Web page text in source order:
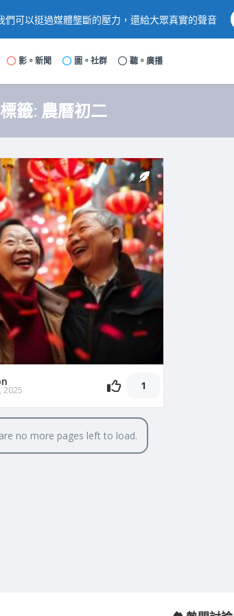
可以挺過媒體壟斷的壓力，還給大眾真實的聲音
影。新聞 圖。社群 聽。廣播
標籤: 農曆初二
2025 1
no more pages left to load.